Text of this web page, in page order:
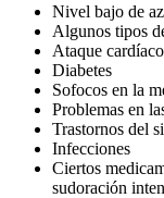
Nivel bajo de
Algunos tipos
Ataque cardíaco
Diabetes
Sofocos en la
Problemas en
Trastornos del
Infecciones
Ciertos
sudoración